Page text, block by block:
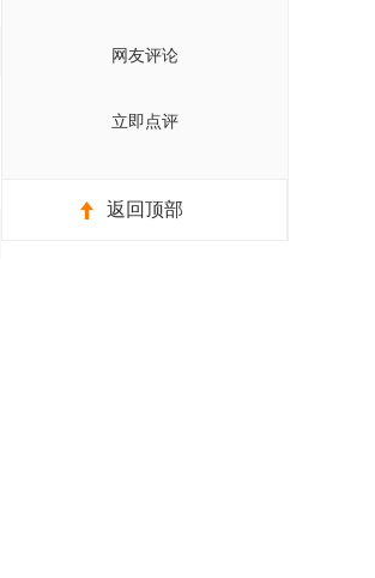
网友评论
立即点评
返回顶部